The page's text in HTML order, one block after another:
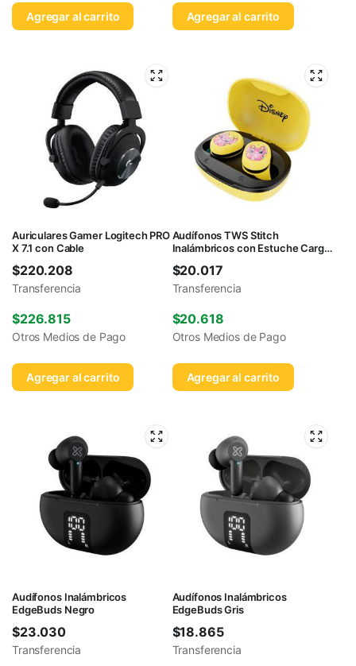
Agregar al carrito Agregar al carrito
Auriculares Gamer Logitech PRO
X 7.1 con Cable
$220.208
Transferencia
$226.815
Otros Medios de Pago
Agregar al carrito
Audífonos TWS Stitch
Inalámbricos con Estuche Carga
$20.017
Transferencia
$20.618
Otros Medios de Pago
Agregar al carrito
Audífonos Inalámbricos
EdgeBuds Negro
$23.030
Transferencia
Audífonos Inalámbricos
EdgeBuds Gris
$18.865
Transferencia